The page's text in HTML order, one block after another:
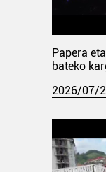
Papera
bateko
2026/07/